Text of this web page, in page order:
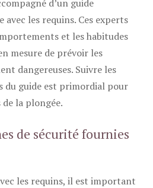
d’un guide
les requins. Ces experts
et les habitudes
mesure de prévoir les
dangereuses. Suivre les
du guide est primordial pour
la plongée.
de sécurité fournies
les requins, il est important